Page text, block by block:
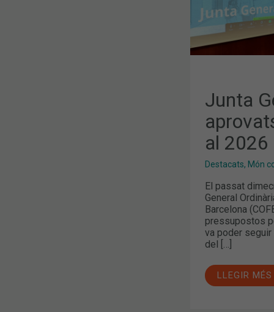
Junta
al 2026
Destacats, Món
El passat
General
Barcelona
pressupostos
va poder
del […]
LLEGIR MÉS